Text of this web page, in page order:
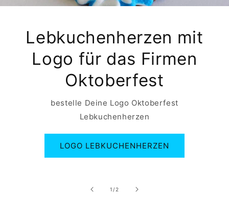
Lebkuchenherzen mit
Logo für das Firmen
Oktoberfest
bestelle Deine Logo Oktoberfest
Lebkuchenherzen
LOGO LEBKUCHENHERZEN
1 /von
2